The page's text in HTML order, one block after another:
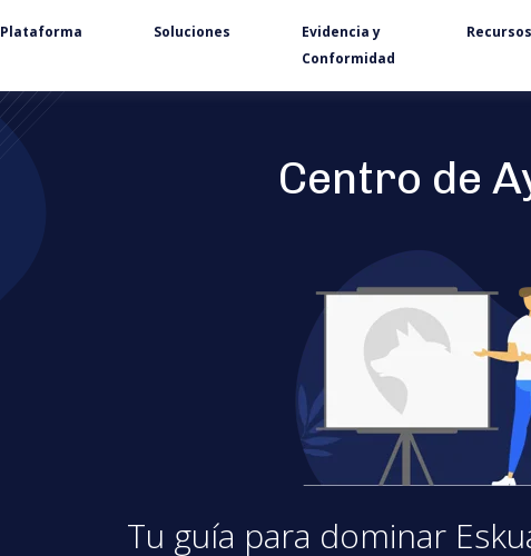
Plataforma Soluciones
Evidencia y
Conformidad
Recursos
Centro de
Tu guía para dominar